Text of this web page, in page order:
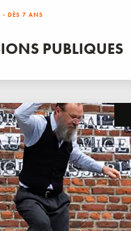
- DÈS 7 ANS
PUBLIQUES